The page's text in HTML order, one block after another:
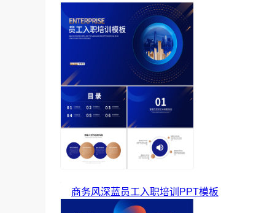
商务风深蓝员工入职培训PPT模板